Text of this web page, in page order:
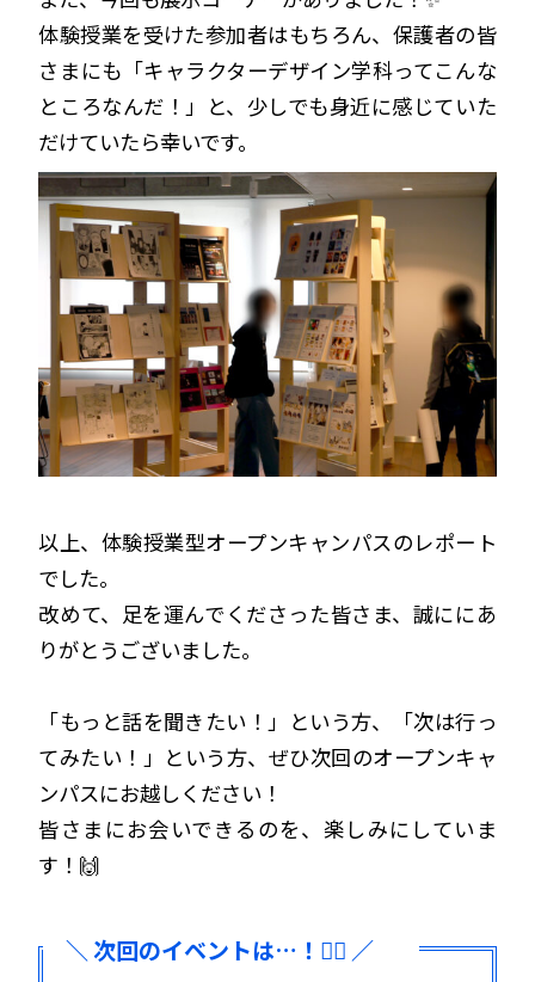
体験授業を受けた参加者はもちろん、保護者の皆
さまにも「キャラクターデザイン学科ってこんな
ところなんだ！」と、少しでも身近に感じていた
だけていたら幸いです。
以上、体験授業型オープンキャンパスのレポート
でした。
改めて、足を運んでくださった皆さま、誠ににあ
りがとうございました。
「もっと話を聞きたい！」という方、「次は行っ
てみたい！」という方、ぜひ次回のオープンキャ
ンパスにお越しください！
皆さまにお会いできるのを、楽しみにしていま
す！🙌
＼ 次回のイベントは…！🏃‍♀️ ／